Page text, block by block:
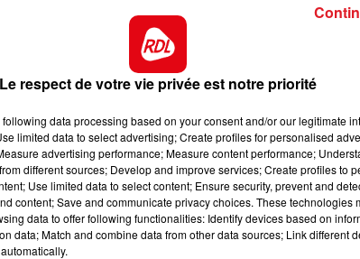
12h00 - 13h00
RDL & VOUS
Calais, et notamment sur le littoral.
à Boulogne-sur-Mer, où il est tombé
des sites de C&D Foods a été fortement inondé
chiens et chats. Les secours ont dû évacuer
au chômage technique.
matin, à l’école Châteaubriand. L’incident s’est
a pas de blessé.Les élèves des classes touchées
le Pas-de-Calais. Le département, ainsi que
Le respect de votre vie privée est notre priorité
following data processing based on your consent and/or our legitimate
limited data to select advertising; Create profiles for personalised
advertising performance; Measure content performance;
different sources; Develop and improve services; Create profiles to
Use limited data to select content; Ensure security, prevent and
content; Save and communicate privacy choices. These technologies
data to offer following functionalities: Identify devices based on
data; Match and combine data from other data sources; Link different